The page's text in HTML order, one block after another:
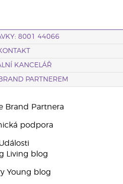
8001 44066
KANCELÁŘ
PARTNEREM
Brand Partnera
podpora
Living blog
Young blog